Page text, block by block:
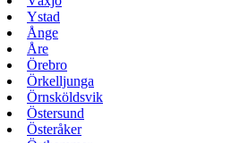
Ystad
Ånge
Åre
Örebro
Örkelljunga
Örnsköldsvik
Östersund
Österåker